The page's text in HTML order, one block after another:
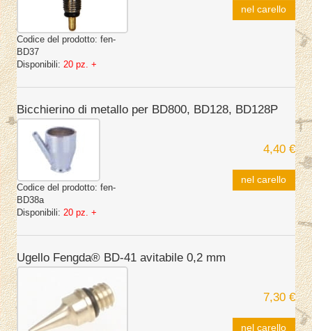
Codice del prodotto: fen-
BD37
Disponibili: 20 pz. +
nel carello
Bicchierino di metallo per BD800, BD128, BD128P
Codice del prodotto: fen-
BD38a
Disponibili: 20 pz. +
4,40 €
nel carello
Ugello Fengda® BD-41 avitabile 0,2 mm
7,30 €
nel carello